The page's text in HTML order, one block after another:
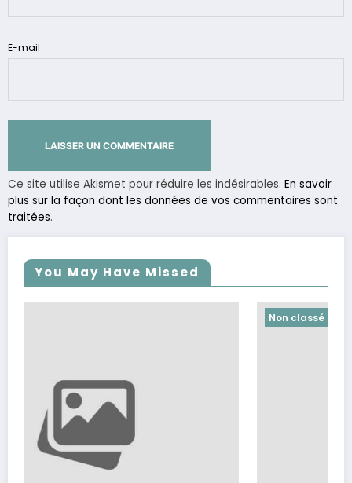
E-mail
Ce site utilise Akismet pour réduire les indésirables. En savoir
plus sur la façon dont les données de vos commentaires sont
traitées.
You May Have Missed